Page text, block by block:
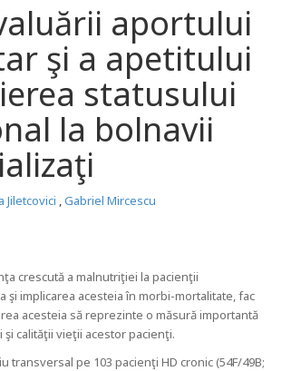
aportului
şi a apetitului
statusului
la bolnavii
Jiletcovici ,Gabriel Mircescu
crescută a malnutriţiei la pacienţii
şi implicarea acesteia în morbi-mortalitate, fac
acesteia să reprezinte o măsură importantă
calităţii vieţii acestor pacienţi.
transversal pe 103 pacienţi HD cronic (54F/49B;